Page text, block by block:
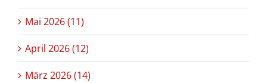
Mai 2026 (11)
April 2026 (12)
März 2026 (14)